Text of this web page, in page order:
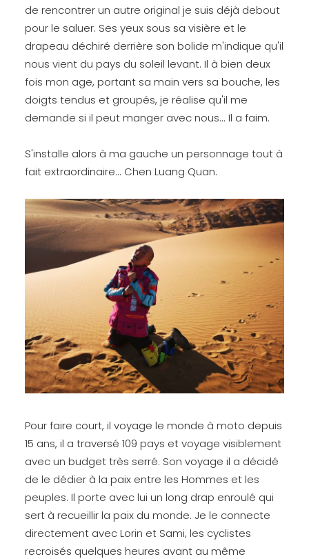
de rencontrer un autre original je suis déjà debout
pour le saluer. Ses yeux sous sa visière et le
drapeau déchiré derrière son bolide m'indique qu'il
nous vient du pays du soleil levant. Il à bien deux
fois mon age, portant sa main vers sa bouche, les
doigts tendus et groupés, je réalise qu'il me
demande si il peut manger avec nous... Il a faim.
S'installe alors à ma gauche un personnage tout à
fait extraordinaire... Chen Luang Quan.
Pour faire court, il voyage le monde à moto depuis
15 ans, il a traversé 109 pays et voyage visiblement
avec un budget très serré. Son voyage il a décidé
de le dédier à la paix entre les Hommes et les
peuples. Il porte avec lui un long drap enroulé qui
sert à recueillir la paix du monde. Je le connecte
directement avec Lorin et Sami, les cyclistes
recroisés quelques heures avant au même